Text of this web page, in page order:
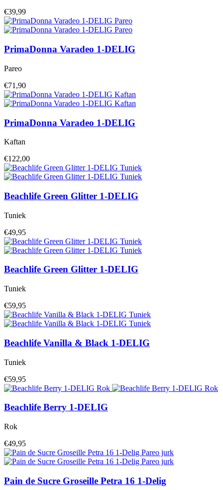
€39,99
PrimaDonna Varadeo 1-DELIG
Pareo
€71,90
PrimaDonna Varadeo 1-DELIG
Kaftan
€122,00
Beachlife Green Glitter 1-DELIG
Tuniek
€49,95
Beachlife Green Glitter 1-DELIG
Tuniek
€59,95
Beachlife Vanilla & Black 1-DELIG
Tuniek
€59,95
Beachlife Berry 1-DELIG
Rok
€49,95
Pain de Sucre Groseille Petra 16 1-Delig